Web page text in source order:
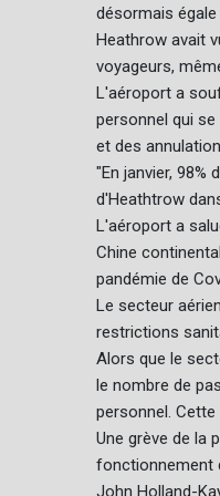
désormais égale
Heathrow avait
voyageurs,
L'aéroport a
personnel qui
et des
"En janvier,
d'Heathtrow
L'aéroport a
Chine
pandémie de
Le secteur
restrictions
Alors que le
le nombre de
personnel.
Une grève de la
fonctionnement
John Holland-